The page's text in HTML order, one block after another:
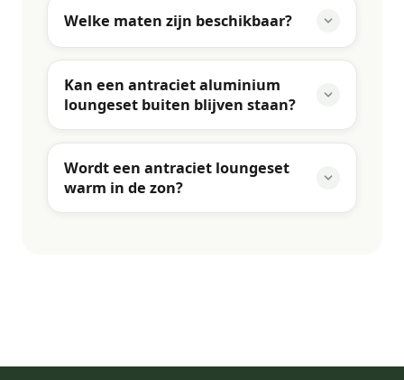
Welke maten zijn beschikbaar?
Kan een antraciet aluminium
loungeset buiten blijven staan?
Wordt een antraciet loungeset
warm in de zon?